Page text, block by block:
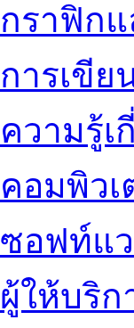
กราฟิก
การเขีย
ความรู้เ
คอมพิวเ
ซอฟท์แ
ผู้ให้บริก